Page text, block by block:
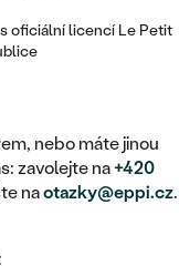
oficiální licencí Le Petit
nebo máte jinou
zavolejte na+420
naotazky@eppi.cz.